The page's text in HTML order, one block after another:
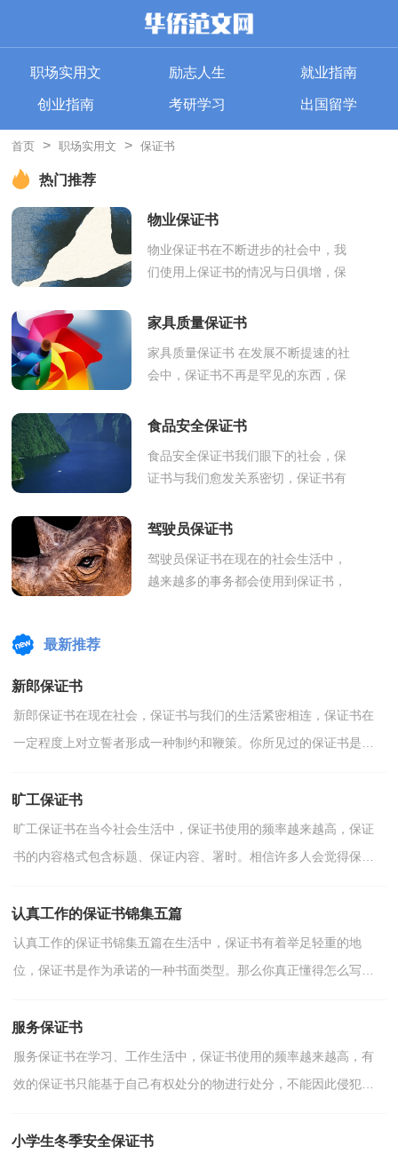
职场实用文 励志人生 就业指南
创业指南 考研学习 出国留学
首页 > 职场实用文 > 保证书
热门推荐
物业保证书
物业保证书在不断进步的社会中，我
们使用上保证书的情况与日俱增，保
懂得怎么写好保证书吗？下面是小编
家具质量保证书
家具质量保证书 在发展不断提速的社
会中，保证书不再是罕见的东西，保
式。那么你真正懂得怎么写好保证书
食品安全保证书
食品安全保证书我们眼下的社会，保
证书与我们愈发关系密切，保证书有
约束、自我督促。你知道怎样写保证
驾驶员保证书
驾驶员保证书在现在的社会生活中，
越来越多的事务都会使用到保证书，
最新推荐
新郎保证书
新郎保证书在现在社会，保证书与我们的生活紧密相连，保证书在
一定程度上对立誓者形成一种制约和鞭策。你所见过的保证书是什
旷工保证书
旷工保证书在当今社会生活中，保证书使用的频率越来越高，保证
书的内容格式包含标题、保证内容、署时。相信许多人会觉得保证
认真工作的保证书锦集五篇
认真工作的保证书锦集五篇在生活中，保证书有着举足轻重的地
位，保证书是作为承诺的一种书面类型。那么你真正懂得怎么写好
服务保证书
服务保证书在学习、工作生活中，保证书使用的频率越来越高，有
效的保证书只能基于自己有权处分的物进行处分，不能因此侵犯他
小学生冬季安全保证书